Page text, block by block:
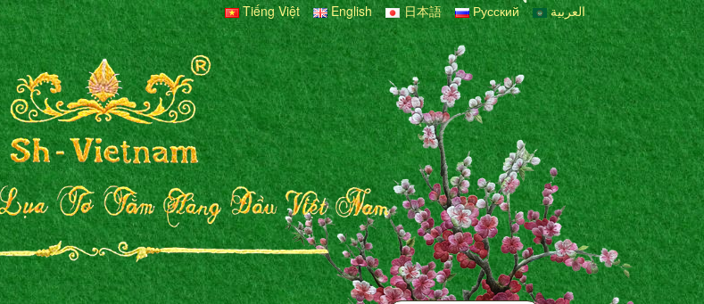
Tiếng Việt English 日本語 Русский العربية